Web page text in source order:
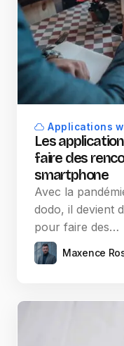
Applications
Les
faire des
smartphone
Avec la
dodo, il devient
pour faire des…
Maxence